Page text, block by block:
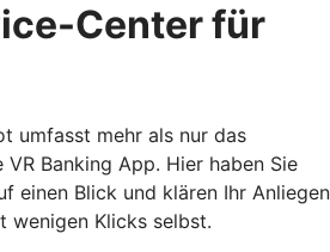
Center für
umfasst mehr als nur das
Banking App. Hier haben Sie
einen Blick und klären Ihr Anliegen
wenigen Klicks selbst.